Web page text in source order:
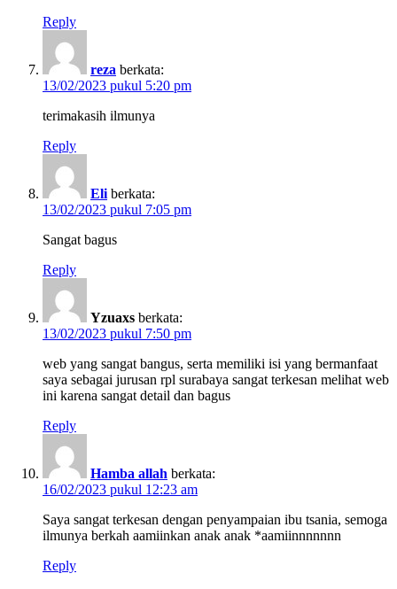
Reply
reza berkata:
13/02/2023 pukul 5:20 pm
terimakasih ilmunya
Reply
Eli berkata:
13/02/2023 pukul 7:05 pm
Sangat bagus
Reply
Yzuaxs berkata:
13/02/2023 pukul 7:50 pm
web yang sangat bangus, serta memiliki isi yang bermanfaat
saya sebagai jurusan rpl surabaya sangat terkesan melihat web
ini karena sangat detail dan bagus
Reply
Hamba allah berkata:
16/02/2023 pukul 12:23 am
Saya sangat terkesan dengan penyampaian ibu tsania, semoga
ilmunya berkah aamiinkan anak anak *aamiinnnnnnn
Reply